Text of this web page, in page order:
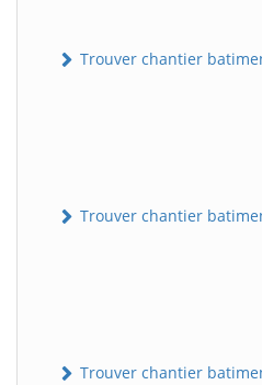
Trouver chantier
Trouver chantier
Trouver chantier